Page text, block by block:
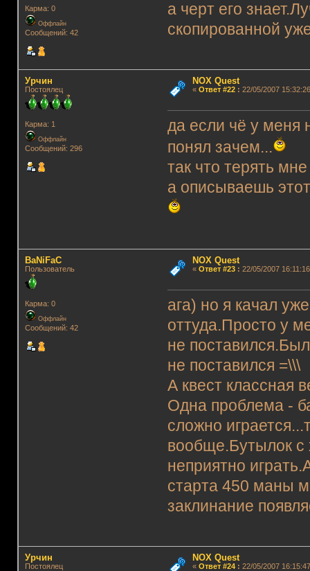
Карма: 0
Оффлайн
Сообщений: 42
а черт его
скопированной
Урчин
Постоялец
Карма: 1
Оффлайн
Сообщений: 296
NOX Quest
« Ответ #22: 22/05/2007
да если чё у меня
понял зачем...
так что терять
а описываешь
BaNiFaC
Пользователь
Карма: 0
Оффлайн
Сообщений: 42
NOX Quest
« Ответ #23: 22/05/2007
ага) но я качал
оттуда.Просто у
не
не поставился =\\\
А квест классная
Одна проблема -
сложно
вообще.Бутылок с
неприятно
старта 450 маны
заклинание
Урчин
Постоялец
NOX Quest
« Ответ #24: 22/05/2007